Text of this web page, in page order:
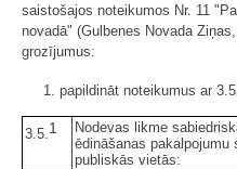
saistošajos noteikumos Nr. 11
novadā" (Gulbenes Novada
grozījumus:
1. papildināt noteikumus ar
3.5. 1
Nodevas likme
ēdināšanas pakalpojumu
publiskās vietās: